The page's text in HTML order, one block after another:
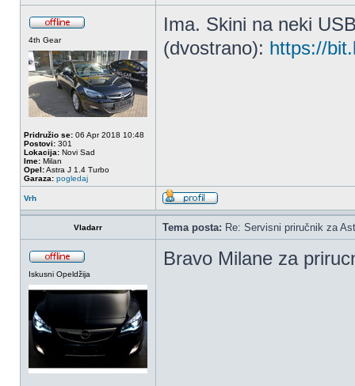
4th Gear
Pridružio se: 06 Apr 2018 10:48
Postovi: 301
Lokacija: Novi Sad
Ime: Milan
Opel:Astra J 1.4 Turbo
Garaza: pogledaj
Ima. Skini na neki
(dvostrano): https://
Vrh
Vladarr Tema posta: Re: Servisni priručnik za
Iskusni Opeldžija
Bravo Milane za